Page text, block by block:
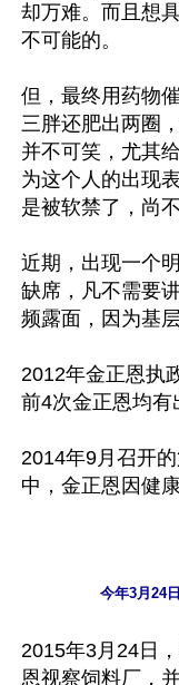
却万难。而且想
不可能的。
但，最终用药物
三胖还肥出两圈
并不可笑，尤其
为这个人的出现
是被软禁了，尚
近期，出现一个
缺席，凡不需要
频露面，因为基
2012年金正恩执
前4次金正恩均有
2014年9月召开
中，金正恩因健
今年3月24
2015年3月24日
恩视察饲料厂，